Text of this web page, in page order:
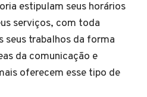
estipulam seus horários
serviços, com toda
seus trabalhos da forma
da comunicação e
oferecem esse tipo de